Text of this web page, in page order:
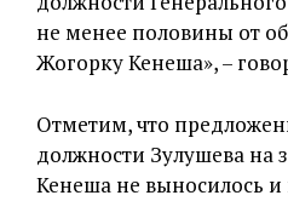
не менее половины от
Жогорку Кенеша», –
Отметим, что
должности Зулушева на
Кенеша не выносилось и